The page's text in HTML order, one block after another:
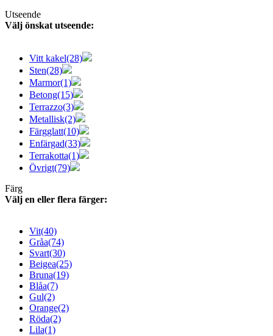
Utseende
Välj önskat utseende:
Vitt kakel(28)
Sten(28)
Marmor(1)
Betong(15)
Terrazzo(3)
Metallisk(2)
Färgglatt(10)
Enfärgad(33)
Terrakotta(1)
Övrigt(79)
Färg
Välj en eller flera färger:
Vit(40)
Gråa(74)
Svart(30)
Beigea(25)
Bruna(19)
Blåa(7)
Gul(2)
Orange(2)
Röda(2)
Lila(1)